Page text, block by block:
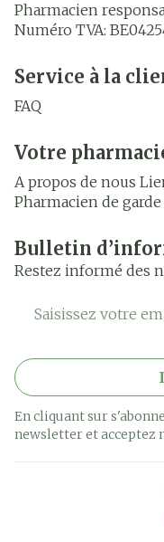
Pharmacien
Numéro TVA:
Service à la
FAQ
Votre
A propos de nous
Pharmacien de garde
Bulletin
Restez informé des
Adresse mail
En cliquant sur
newsletter et acceptez